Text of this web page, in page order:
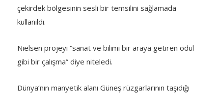
çekirdek bölgesinin sesli bir temsilini sağlamada
kullanıldı.
Nielsen projeyi “sanat ve bilimi bir araya getiren ödül
gibi bir çalışma” diye niteledi.
Dünya’nın manyetik alanı Güneş rüzgarlarının taşıdığı